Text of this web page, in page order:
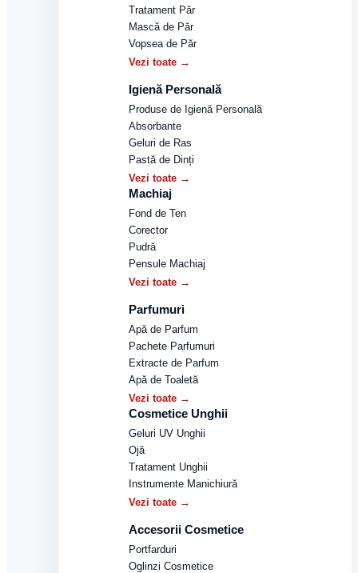
Tratament Păr
Mască de Păr
Vopsea de Păr
Vezi toate →
Igienă Personală
Produse de Igienă Personală
Absorbante
Geluri de Ras
Pastă de Dinți
Vezi toate →
Machiaj
Fond de Ten
Corector
Pudră
Pensule Machiaj
Vezi toate →
Parfumuri
Apă de Parfum
Pachete Parfumuri
Extracte de Parfum
Apă de Toaletă
Vezi toate →
Cosmetice Unghii
Geluri UV Unghii
Ojă
Tratament Unghii
Instrumente Manichiură
Vezi toate →
Accesorii Cosmetice
Portfarduri
Oglinzi Cosmetice